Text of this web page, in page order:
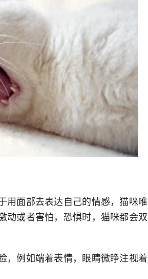
用面部去表达自己的情感，猫咪唯
动或者害怕，恐惧时，猫咪都会双
，例如端着表情，眼睛微睁注视着